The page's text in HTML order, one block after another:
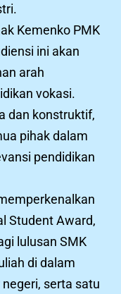
Kemenko PMK
ini akan
arah
vokasi.
dan konstruktif,
pihak dalam
pendidikan
Student Award,
lulusan SMK
di dalam
serta satu